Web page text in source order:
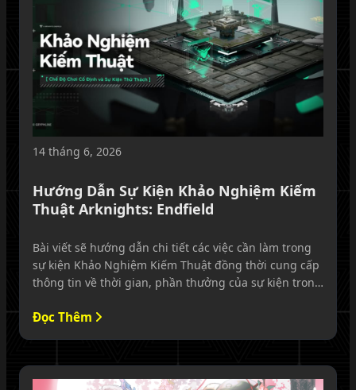
14 tháng 6, 2026
Hướng Dẫn Sự Kiện Khảo Nghiệm Kiếm
Thuật Arknights: Endfield
Bài viết sẽ hướng dẫn chi tiết các việc cần làm trong
sự kiện Khảo Nghiệm Kiếm Thuật đồng thời cung cấp
thông tin về thời gian, phần thưởng của sự kiện trong
Đọc Thêm